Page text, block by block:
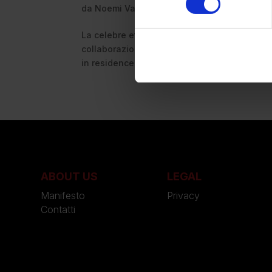
da Noemi Vanda Bruni Feb 17, 2025
La celebre etichetta newyorkese Altuzarra
collaborazione esclusiva con Victoria’s
in residence” del brand di lingerie, dando...
ABOUT US
Manifesto
Contatti
LEGAL
Privacy